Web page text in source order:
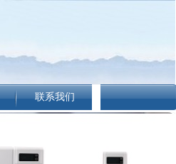
联系我们